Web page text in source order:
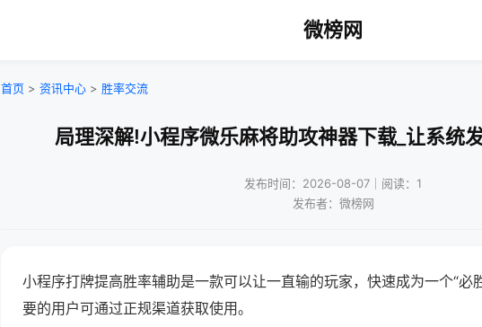
微榜网
首页 > 资讯中心 > 胜率交流
局理深解!小程序微乐麻将助攻神器下载_让系统
发布时间：2026-08-07｜阅读：1
发布者：微榜网
小程序打牌提高胜率辅助是一款可以让一直输的玩家，快速成为一个“必
要的用户可通过正规渠道获取使用。